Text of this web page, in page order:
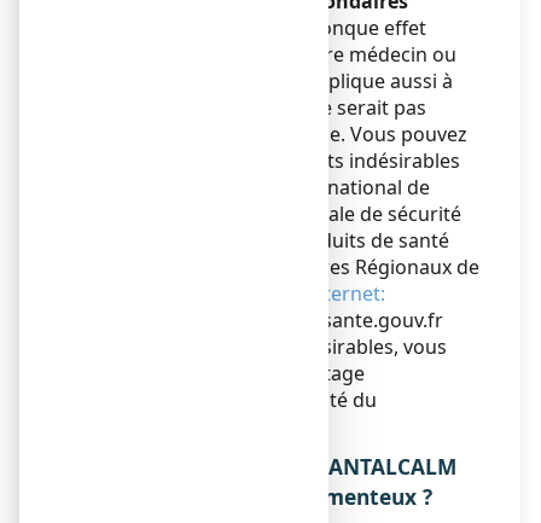
Si vous ressentez un quelconque effet
indésirable, parlez-en à votre médecin ou
votre pharmacien. Ceci s’applique aussi à
tout effet indésirable qui ne serait pas
mentionné dans cette notice. Vous pouvez
également déclarer les effets indésirables
directement via le système national de
déclaration : Agence nationale de sécurité
du médicament et des produits de santé
(ANSM) et réseau des Centres Régionaux de
Site internet:
https://signalement.social-sante.gouv.fr
En signalant les effets indésirables, vous
contribuez à fournir davantage
d’informations sur la sécurité du
5. COMMENT CONSERVER ANTALCALM
140 mg, emplâtre médicamenteux ?